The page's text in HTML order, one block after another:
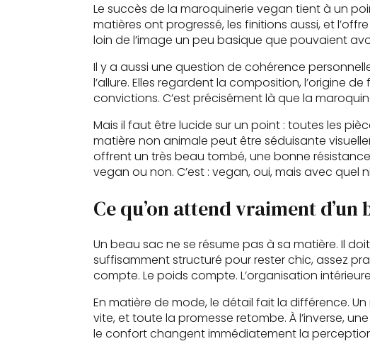
Le succès de la maroquinerie vegan tient à un
matières ont progressé, les finitions aussi, et
loin de l’image un peu basique que pouvaient
Il y a aussi une question de cohérence
l’allure. Elles regardent la composition, l’origine
convictions. C’est précisément là que la
Mais il faut être lucide sur un point : toutes les
matière non animale peut être séduisante
offrent un très beau tombé, une bonne
vegan ou non. C’est : vegan, oui, mais avec quel
Ce qu’on attend vraiment d’un
Un beau sac ne se résume pas à sa matière. Il
suffisamment structuré pour rester chic, assez
compte. Le poids compte. L’organisation
En matière de mode, le détail fait la différence.
vite, et toute la promesse retombe. À l’inverse,
le confort changent immédiatement la